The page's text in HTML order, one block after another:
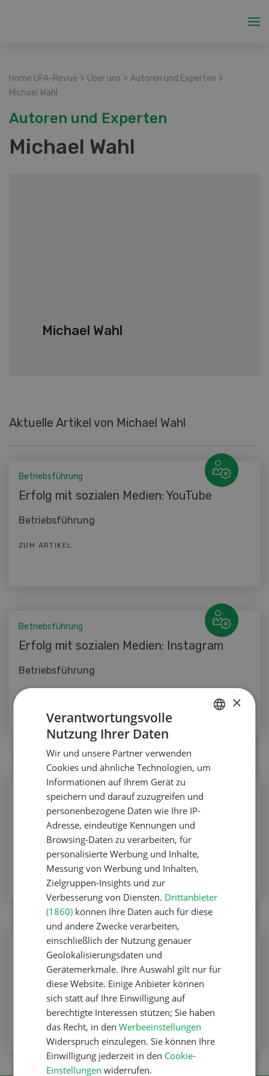
Home UFA-Revue > Über uns > Autoren und Experten >
Michael Wahl
Autoren und Experten
Michael Wahl
Michael Wahl
Aktuelle Artikel von Michael Wahl
Betriebsführung
Erfolg mit sozialen Medien: YouTube
Betriebsführung
ZUM ARTIKEL
Betriebsführung
Erfolg mit sozialen Medien: Instagram
Betriebsführung
ZUM ARTIKEL
Betriebsführung
Social Media
Betriebsführung
ZUM ARTIKEL
Landleben
Die Stadt rückt näher
Landleben
ZUM ARTIKEL
×
Verantwortungsvolle
Nutzung Ihrer Daten
Wir und unsere Partner verwenden
Cookies und ähnliche Technologien, um
Informationen auf Ihrem Gerät zu
speichern und darauf zuzugreifen und
personenbezogene Daten wie Ihre IP-
Adresse, eindeutige Kennungen und
Browsing-Daten zu verarbeiten, für
personalisierte Werbung und Inhalte,
Messung von Werbung und Inhalten,
Zielgruppen-Insights und zur
Verbesserung von Diensten. Drittanbieter
(1860) können Ihre Daten auch für diese
und andere Zwecke verarbeiten,
einschließlich der Nutzung genauer
Geolokalisierungsdaten und
Gerätemerkmale. Ihre Auswahl gilt nur für
diese Website. Einige Anbieter können
sich statt auf Ihre Einwilligung auf
berechtigte Interessen stützen; Sie haben
das Recht, in denWerbeeinstellungen
Widerspruch einzulegen. Sie können Ihre
Einwilligung jederzeit in den Cookie-
Einstellungen widerrufen.